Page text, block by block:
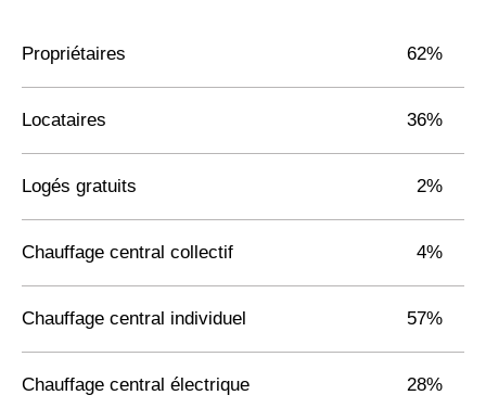
Propriétaires 62%
Locataires 36%
Logés gratuits 2%
Chauffage central collectif 4%
Chauffage central individuel 57%
Chauffage central électrique 28%